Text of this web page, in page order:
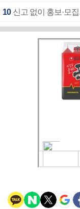
10 신고 없이 홍보·모